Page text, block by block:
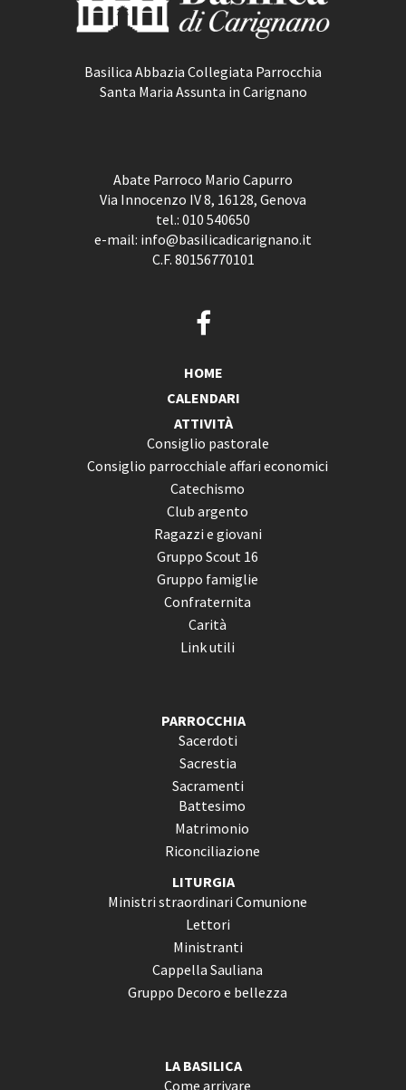
Basilica Abbazia Collegiata Parrocchia
Santa Maria Assunta in Carignano
Abate Parroco Mario Capurro
Via Innocenzo IV 8, 16128, Genova
tel.: 010 540650
e-mail: info@basilicadicarignano.it
C.F. 80156770101
HOME
CALENDARI
ATTIVITÀ
Consiglio pastorale
Consiglio parrocchiale affari economici
Catechismo
Club argento
Ragazzi e giovani
Gruppo Scout 16
Gruppo famiglie
Confraternita
Carità
Link utili
PARROCCHIA
Sacerdoti
Sacrestia
Sacramenti
Battesimo
Matrimonio
Riconciliazione
LITURGIA
Ministri straordinari Comunione
Lettori
Ministranti
Cappella Sauliana
Gruppo Decoro e bellezza
LA BASILICA
Come arrivare